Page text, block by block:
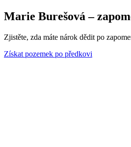
Marie Burešová –
Zjistěte, zda máte nárok dědit po
Získat pozemek po předkovi